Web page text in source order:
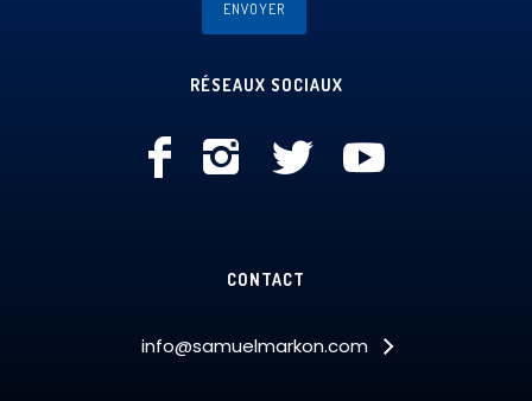
RÉSEAUX SOCIAUX
CONTACT
info@samuelmarkon.com